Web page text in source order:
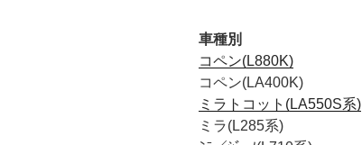
車種別
コペン(L880K)
コペン(LA400K)
ミラトコット(LA550S系)
ミラ(L285系)